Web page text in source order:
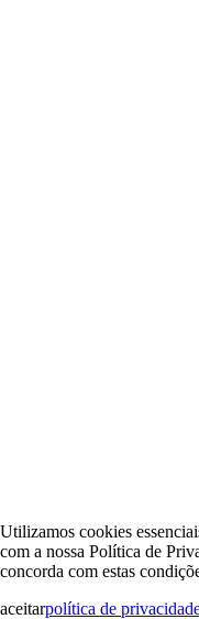
Utilizamos cookies
com a nossa Política de
concorda com estas
aceitarpolítica de